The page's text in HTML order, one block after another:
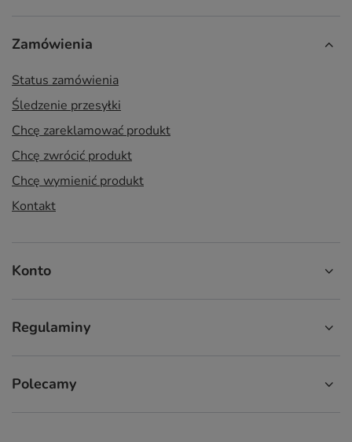
Zamówienia
Status zamówienia
Śledzenie przesyłki
Chcę zareklamować produkt
Chcę zwrócić produkt
Chcę wymienić produkt
Kontakt
Konto
Regulaminy
Polecamy